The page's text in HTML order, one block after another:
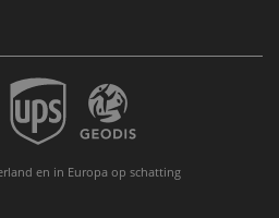
en in Europa op schatting